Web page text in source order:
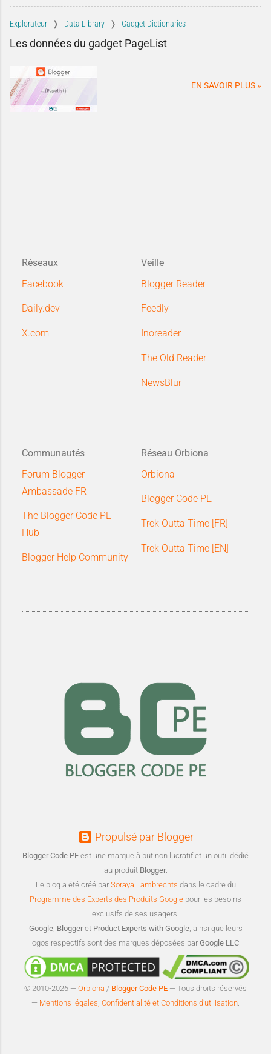
secret, maisdes identifiants de
vos contenus...
Explorateur Data Library Gadget Dictionaries
Les données du gadget PageList
EN SAVOIR PLUS »
Réseaux
Facebook
Daily.dev
X.com
Veille
Blogger Reader
Feedly
Inoreader
The Old Reader
NewsBlur
Communautés
Forum Blogger
Ambassade FR
The Blogger Code PE
Hub
Blogger Help Community
Réseau Orbiona
Orbiona
Blogger Code PE
Trek Outta Time [FR]
Trek Outta Time [EN]
Propulsé par Blogger
Blogger Code PE est une marque à but non lucratif et un outil dédié
au produit Blogger.
Le blog a été créé par Soraya Lambrechts dans le cadre du
Programme des Experts des Produits Google pour les besoins
exclusifs de ses usagers.
Google, Bloggeret Product Experts with Google, ainsi que leurs
logos respectifs sont des marques déposées par Google LLC
© 2010-2026 — Orbiona / Blogger Code PE — Tous droits réservés
— Mentions légales, Confidentialité et Conditions d’utilisation